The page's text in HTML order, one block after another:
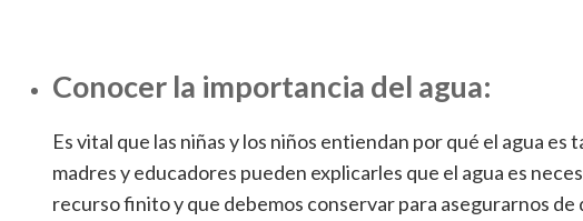
Conocer la importancia del agua:
Es vital que las niñas y los niños entiendan por qué el agua es
madres y educadores pueden explicarles que el agua es
recurso finito y que debemos conservar para asegurarnos de